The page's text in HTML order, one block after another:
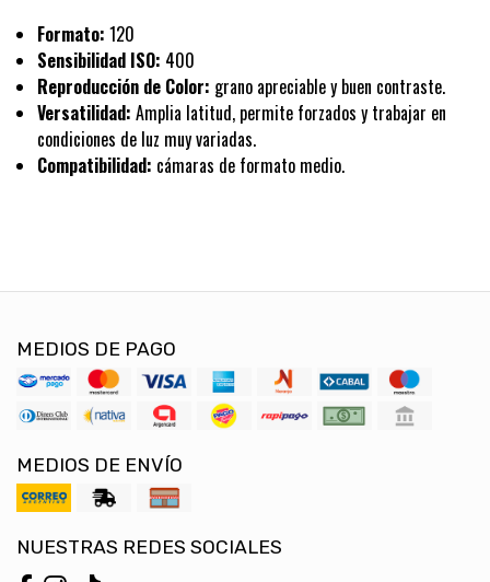
Formato: 120
Sensibilidad ISO: 400
Reproducción de Color: grano apreciable y buen contraste.
Versatilidad: Amplia latitud, permite forzados y trabajar en
condiciones de luz muy variadas.
Compatibilidad: cámaras de formato medio.
MEDIOS DE PAGO
MEDIOS DE ENVÍO
NUESTRAS REDES SOCIALES